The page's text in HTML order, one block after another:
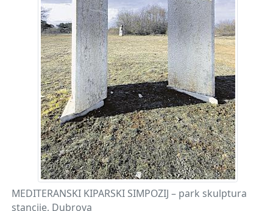
MEDITERANSKI KIPARSKI SIMPOZIJ – park skulptura
stancije, Dubrova